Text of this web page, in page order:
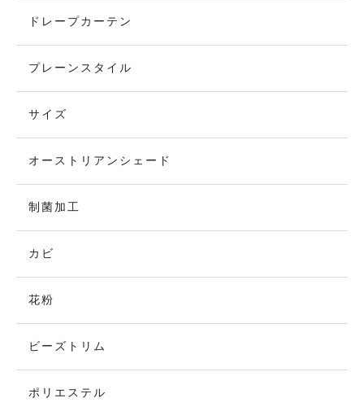
ドレープカーテン
プレーンスタイル
サイズ
オーストリアンシェード
制菌加工
カビ
花粉
ビーズトリム
ポリエステル